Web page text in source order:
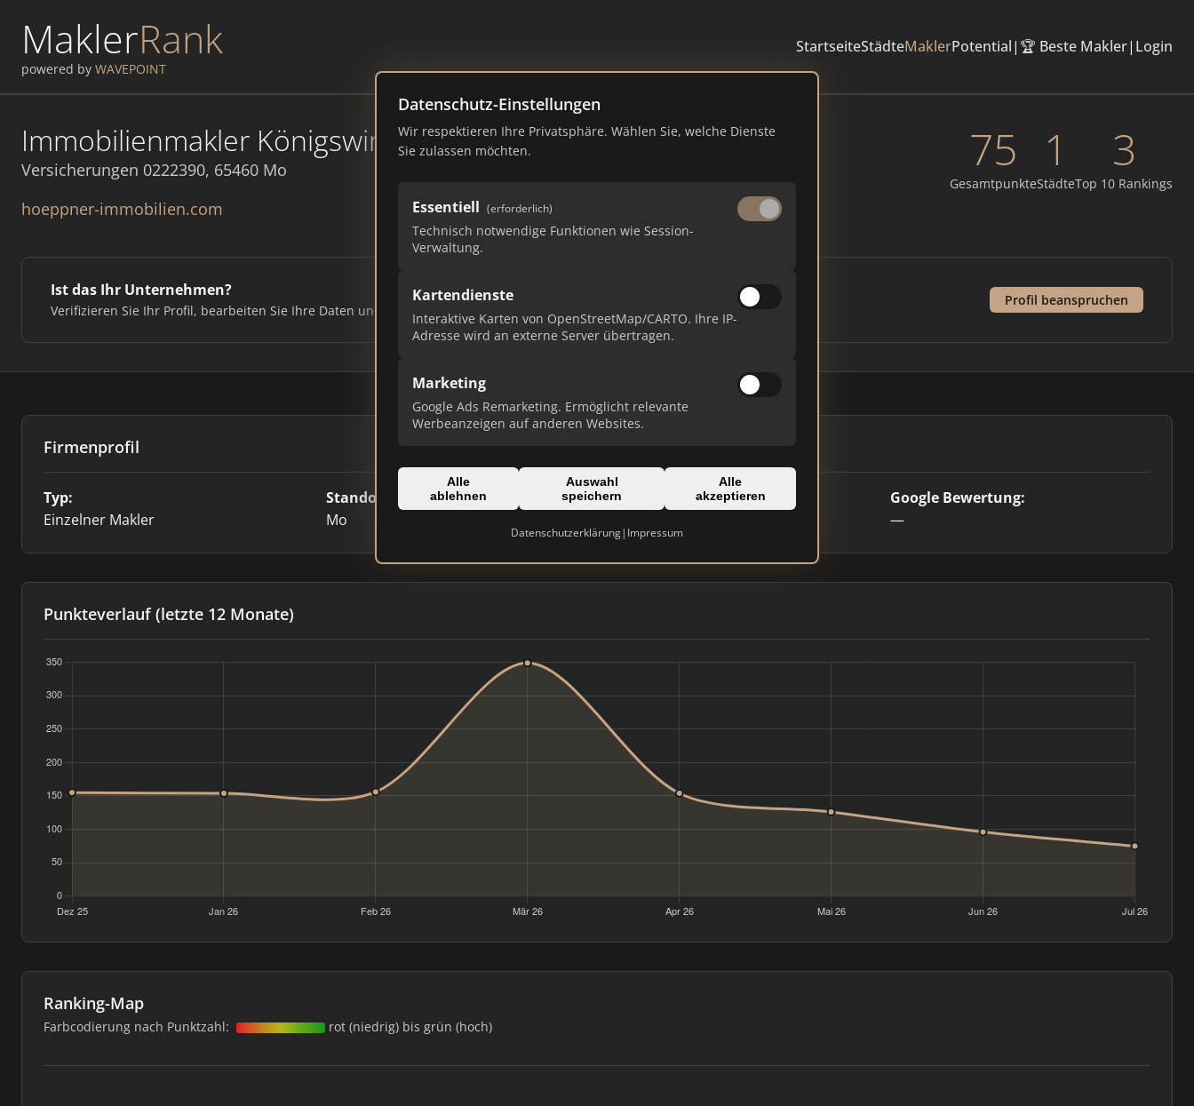
MaklerRank
powered by WAVEPOINT
StartseiteStädteMaklerPotential| 🏆 Beste Makler| Login
Datenschutz-Einstellungen
Wir respektieren Ihre Privatsphäre. Wählen Sie, welche Dienste
Sie zulassen möchten.
Essentiell (erforderlich)
Technisch notwendige Funktionen wie Session-
Verwaltung.
Kartendienste
Interaktive Karten von OpenStreetMap/CARTO. Ihre IP-
Adresse wird an externe Server übertragen.
Marketing
Google Ads Remarketing. Ermöglicht relevante
Werbeanzeigen auf anderen Websites.
Alle
ablehnen
Auswahl
speichern
Alle
akzeptieren
Datenschutzerklärung| Impressum
Immobilienmakler Königswinter
Versicherungen 0222390, 65460 Mo
hoeppner-immobilien.com
75
Gesamtpunkte
1
Städte
3
Top 10 Rankings
Ist das Ihr Unternehmen?
Verifizieren Sie Ihr Profil, bearbeiten Sie Ihre Daten und erhalten Sie monatliche Ranking-Updates.
Profil beanspruchen
Firmenprofil
Typ:
Einzelner Makler
Standort:
Mo
Domain:
Google Bewertung:
—
Punkteverlauf (letzte 12 Monate)
Ranking-Map
Farbcodierung nach Punktzahl: rot (niedrig) bis grün (hoch)